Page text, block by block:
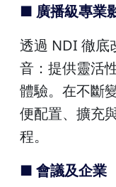
■ 廣播級專業
透過 NDI 徹底
音：提供靈活
體驗。在不斷
便配置、擴充
程。
■ 會議及企業